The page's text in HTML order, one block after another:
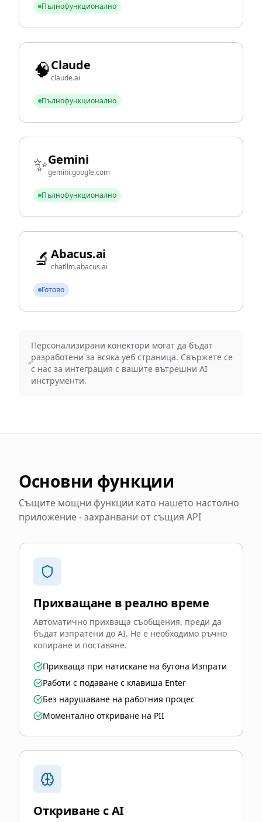
Пълнофункционално
🧠Claude
claude.ai
Пълнофункционално
✨Gemini
gemini.google.com
Пълнофункционално
🔬 Abacus.ai
chatllm.abacus.ai
Готово
Персонализирани конектори могат да бъдат
разработени за всяка уеб страница. Свържете се
с нас за интеграция с вашите вътрешни AI
инструменти.
Основни функции
Същите мощни функции като нашето настолно
приложение - захранвани от същия API
Прихващане в реално време
Автоматично прихваща съобщения, преди да
бъдат изпратени до AI. Не е необходимо ръчно
копиране и поставяне.
Прихваща при натискане на бутона Изпрати
Работи с подаване с клавиша Enter
Без нарушаване на работния процес
Моментално откриване на PII
Откриване с AI